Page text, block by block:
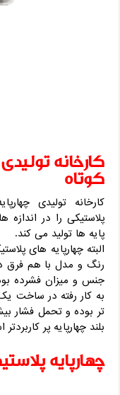
کارخانه
کوتاه
کارخانه تولیدی
پلاستیکی را در
پایه ها تولید می کند.
البته چهارپایه های
رنگ و مدل با هم فرق
جنس و میزان فشرده
به کار رفته در ساخت
تر بوده و تحمل فشار
بلند چهارپایه پر
چهارپایه